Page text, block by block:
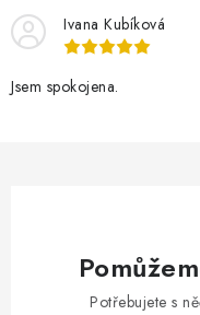
Ivana Kubíková
Jsem spokojena.
Potřebujete s